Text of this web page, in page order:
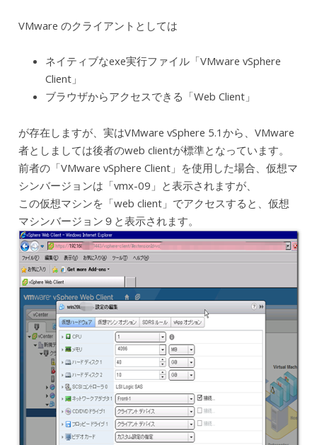
VMware のクライアントとしては
ネイティブなexe実行ファイル「VMware vSphere
Client」
ブラウザからアクセスできる「Web Client」
が存在しますが、実はVMware vSphere 5.1から、VMware
者としましては後者のweb clientが標準となっています。
前者の「VMware vSphere Client」を使用した場合、仮想マ
シンバージョンは「vmx-09」と表示されますが、
この仮想マシンを「web client」でアクセスすると、仮想
マシンバージョン９と表示されます。